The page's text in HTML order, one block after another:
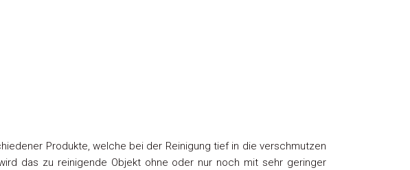
Produkte, welche bei der Reinigung tief in die verschmutzen
das zu reinigende Objekt ohne oder nur noch mit sehr geringer